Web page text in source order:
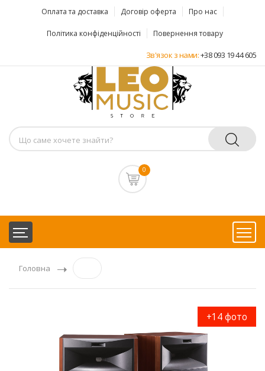
Оплата та доставка Договір оферта Про нас
Політика конфіденційності Повернення товару
Зв'язок з нами:+38 093 19 44 605
0
Головна
+14 фото